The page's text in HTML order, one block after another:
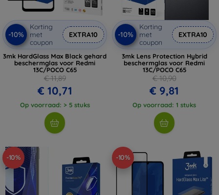
-10%
Korting
met
coupon
EXTRA10
3mk HardGlass Max Black gehard
beschermglas voor Redmi
13C/POCO C65
€ 11,89
€ 10,71
Op voorraad: > 5 stuks
-10%
Korting
met
coupon
EXTRA10
3mk Lens Protection Hybrid
beschermglas voor Redmi
13C/POCO C65
€ 10,90
€ 9,81
Op voorraad: 1 stuks
-10% -10%